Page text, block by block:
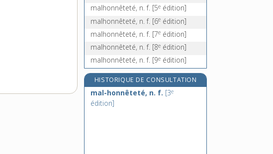
malhonnêteté, n. f. [5e édition]
malhonnêteté, n. f. [6e édition]
malhonnêteté, n. f. [7e édition]
malhonnêteté, n. f. [8e édition]
malhonnêteté, n. f. [9e édition]
HISTORIQUE DE CONSULTATION
mal-honnêteté, n. f. [3e
édition]